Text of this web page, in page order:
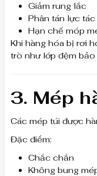
Giảm rung lắc
Phân tán lực
Hạn chế móp
Khi hàng hóa bị rơi
trò như lớp đệm bảo
3. Mép
Các mép túi được
Đặc điểm:
Chắc chắn
Không bung